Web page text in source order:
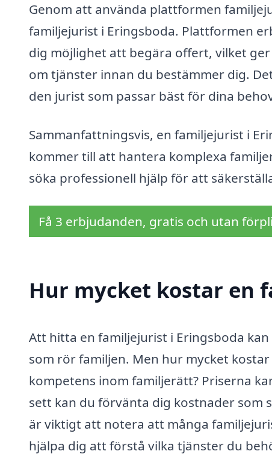
Genom att använda plattformen
familjejurist i Eringsboda. Plattformen
dig möjlighet att begära offert, vilket
om tjänster innan du bestämmer dig.
den jurist som passar bäst för dina
Sammanfattningsvis, en familjejurist i
kommer till att hantera komplexa
söka professionell hjälp för att
Få 3 erbjudanden, gratis och utan
Hur mycket kostar en
Att hitta en familjejurist i Eringsboda
som rör familjen. Men hur mycket
kompetens inom familjerätt? Priserna
sett kan du förvänta dig kostnader som
är viktigt att notera att många
hjälpa dig att förstå vilka tjänster du